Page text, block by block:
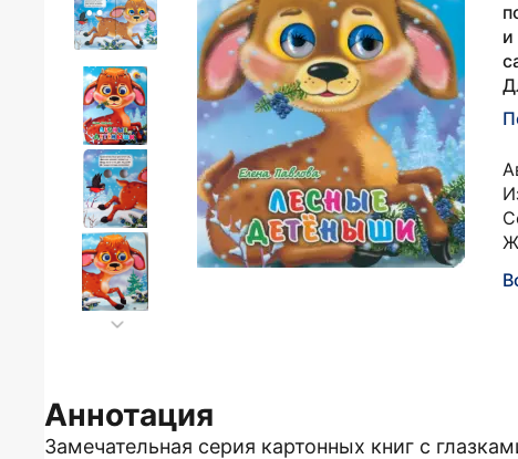
и
Аннотация
Замечательная серия картонных книг с